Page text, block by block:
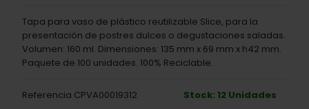
Tapa para vaso de plástico reutilizable Slice, para la
presentación de postres dulces o degustaciones saladas.
Volumen: 160 ml. Dimensiones: 135 mm x 69 mm x h42 mm.
Paquete de 100 unidades. 100% Reciclable.
Referencia CPVA00019312 Stock: 12 Unidades